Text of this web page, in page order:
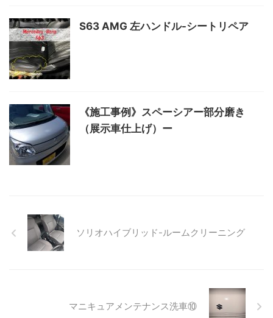
S63 AMG 左ハンドル-シートリペア
《施工事例》スペーシアー部分磨き
（展示車仕上げ）ー
ソリオハイブリッド-ルームクリーニング
マニキュアメンテナンス洗車⑩